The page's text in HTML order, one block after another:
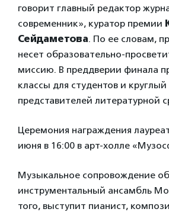
говорит главный редактор
современник», куратор премии
Сейдаметова. По ее словам,
несет образовательно-
миссию. В преддверии финала
классы для студентов и
представителей литературной
Церемония награждения
июня в 16:00 в арт-холле
Музыкальное сопровождение
инструментальный ансамбль
того, выступит пианист,